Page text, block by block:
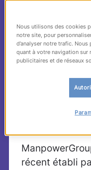
de
4ème
récent établi
Nous utilisons des cookies
notre site, pour
d’analyser notre trafic.
quant à votre navigation sur
publicitaires et de réseaux